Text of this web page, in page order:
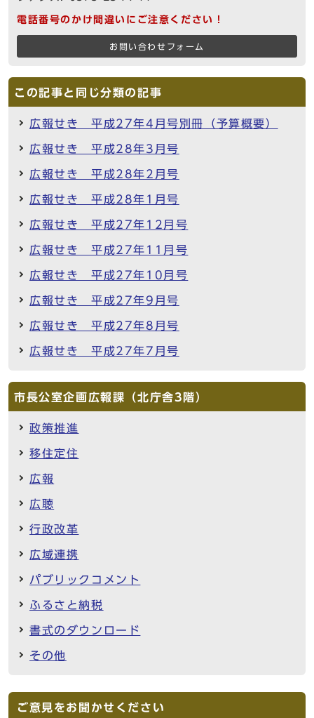
電話番号のかけ間違いにご注意ください！
お問い合わせフォーム
この記事と同じ分類の記事
広報せき 平成27年4月号別冊（予算概要）
広報せき 平成28年3月号
広報せき 平成28年2月号
広報せき 平成28年1月号
広報せき 平成27年12月号
広報せき 平成27年11月号
広報せき 平成27年10月号
広報せき 平成27年9月号
広報せき 平成27年8月号
広報せき 平成27年7月号
市長公室企画広報課（北庁舎3階）
政策推進
移住定住
広報
広聴
行政改革
広域連携
パブリックコメント
ふるさと納税
書式のダウンロード
その他
ご意見をお聞かせください